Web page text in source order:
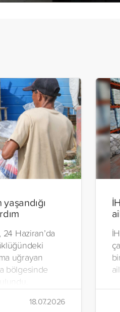
24 Haziran’da
uğrayan
bölgesinde
yemek,
hijyen paketi
18.07.2026